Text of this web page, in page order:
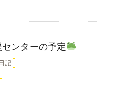
ンターの予定
記